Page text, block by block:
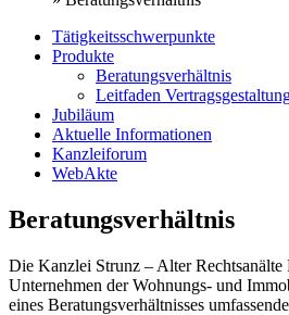
Tätigkeitsschwerpunkte
Produkte
Beratungsverhältnis
Leitfaden
Jubiläum
Aktuelle Informationen
Kanzleiforum
WebAkte
Beratungsverhältnis
Die Kanzlei Strunz – Alter Rechtsanälte
Unternehmen der Wohnungs- und
eines Beratungsverhältnisses